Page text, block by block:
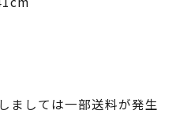
ましては一部送料が発生